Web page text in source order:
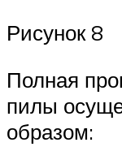
Рисунок 8
Полная
пилы
образом: